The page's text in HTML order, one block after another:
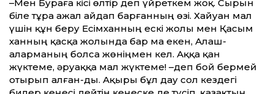
–Мен Бураға кісі өлтір деп үйреткем жоқ. Сырын
біле тұра ажал айдап барғанның өзі. Хайуан мал
үшін құн беру Есімханның ескі жолы мен Қасым
ханның қасқа жолында бар ма екен, Алаш-
аларманың болса жөніңмен кел. Аққа қан
жүктеме, әруаққа мал жүктеме! –деп бой бермей
отырып алған-ды. Ақыры бұл дау сол кездегі